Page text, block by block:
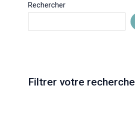
Rechercher
Filtrer votre recherche